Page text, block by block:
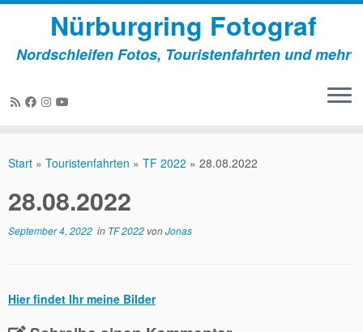
Inhalt
Nürburgring Fotograf
Nordschleifen Fotos, Touristenfahrten und mehr
Start » Touristenfahrten » TF 2022 » 28.08.2022
28.08.2022
September 4, 2022 in TF 2022 vonJonas
Hier findet Ihr meine Bilder